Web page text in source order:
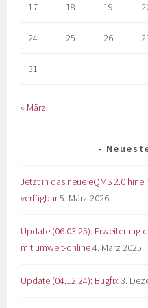
17 18 19
24 25 26
31
« März
Jetzt in das neue eQMS 2.0
verfügbar5. März 2026
Update (06.03.25): Erweiterung
mit umwelt-online4. März 2025
Update (04.12.24): Bugfix3.